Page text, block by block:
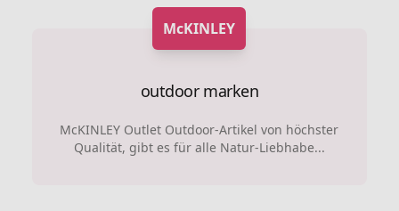
McKINLEY
outdoor marken
McKINLEY Outlet Outdoor-Artikel von höchster
Qualität, gibt es für alle Natur-Liebhabe...